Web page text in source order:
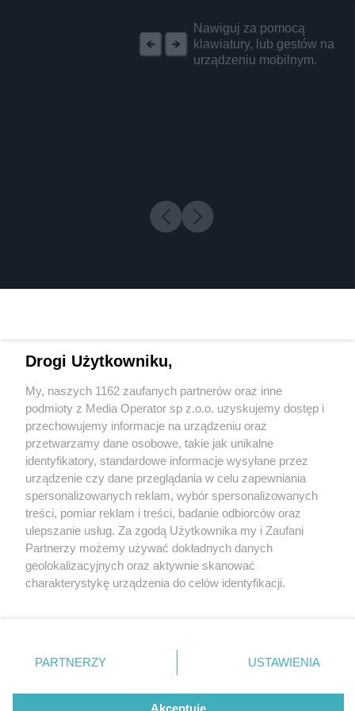
Nawiguj za pomocą
klawiatury, lub gestów na
urządzeniu mobilnym.
3 / 0
Wydawca mediów lokalnych
Nie zapomnij
zapoznać się z:
polityką prywatności regulamin korzystania z portali
Twojemiasto
Piekary Śląskie
Chorzów
Tarnowskie Góry
Gliwice
Skontakuj sięz nami
Kontakt
Wydawca
Redakcja
Drogi Użytkowniku,
My, naszych 1162 zaufanych partnerów oraz inne
podmioty z Media Operator sp z.o.o. uzyskujemy dostęp i
przechowujemy informacje na urządzeniu oraz
przetwarzamy dane osobowe, takie jak unikalne
identyfikatory, standardowe informacje wysyłane przez
urządzenie czy dane przeglądania w celu zapewniania
spersonalizowanych reklam, wybór spersonalizowanych
treści, pomiar reklam i treści, badanie odbiorców oraz
ulepszanie usług. Za zgodą Użytkownika my i Zaufani
Partnerzy możemy używać dokładnych danych
geolokalizacyjnych oraz aktywnie skanować
charakterystykę urządzenia do celów identyfikacji.
zmienić/wycofać klikając przycisk ustawień prywatności
znajdujący się w lewym dolnym rogu strony
rodzaje przetwarzania danych nie wymagają zgody
użytkownika, ale masz prawo sprzeciwić się takiemu
PARTNERZY USTAWIENIA
Akceptuję